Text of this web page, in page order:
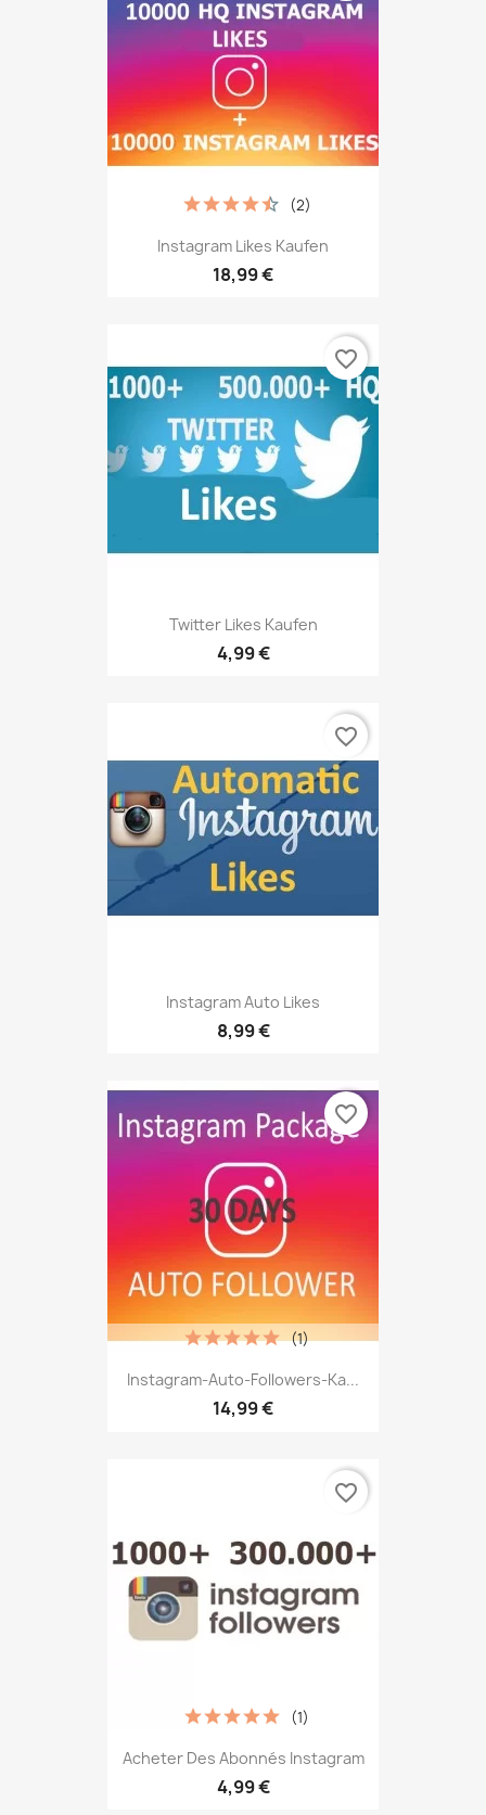
Instagram Likes Kaufen
18,99 €
(2)
Twitter Likes Kaufen
4,99 €
favorite_border
Instagram Auto Likes
8,99 €
favorite_border
Instagram-Auto-Followers-Ka...
14,99 €
(1)
favorite_border
Acheter Des Abonnés Instagram
4,99 €
(1)
favorite_border